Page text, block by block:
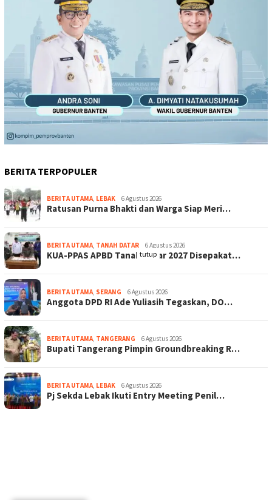
BERITA TERPOPULER
BERITA UTAMA, LEBAK 6 Agustus 2026
Ratusan Purna Bhakti dan Warga Siap Meri…
BERITA UTAMA, TANAH DATAR 6 Agustus 2026
KUA-PPAS APBD Tanah Datar 2027 Disepakat…
BERITA UTAMA, SERANG 6 Agustus 2026
Anggota DPD RI Ade Yuliasih Tegaskan, DO…
BERITA UTAMA, TANGERANG 6 Agustus 2026
Bupati Tangerang Pimpin Groundbreaking R…
BERITA UTAMA, LEBAK 6 Agustus 2026
Pj Sekda Lebak Ikuti Entry Meeting Penil…
tutup